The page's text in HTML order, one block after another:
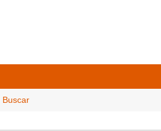
Buscar